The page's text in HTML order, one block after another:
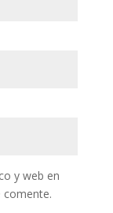
y web en
comente.